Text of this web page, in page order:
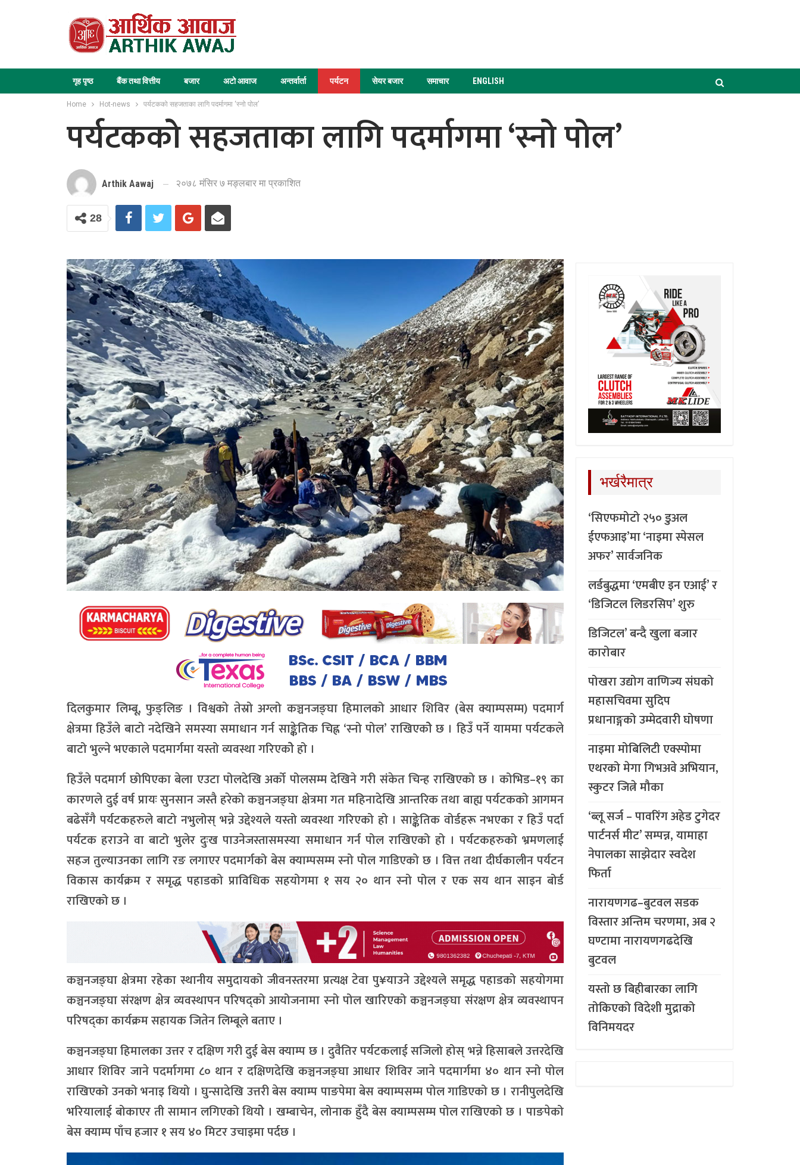
गृह पृष्ठ बैंक तथा वित्तीय बजार अटो आवाज अन्तर्वार्ता पर्यटन सेयर बजार समाचार ENGLISH
Home Hot-news पर्यटकको सहजताका लागि पदर्मागमा ‘स्नो पोल’
पर्यटकको सहजताका लागि पदर्मागमा ‘स्नो पोल’
Arthik Aawaj २०७८ मंसिर ७ मङ्लबार मा प्रकाशित
28
दिलकुमार लिम्बू, फुङ्लिङ । विश्वको तेस्रो अग्लो कञ्चनजङ्घा हिमालको आधार शिविर (बेस क्याम्पसम्म) पदमार्ग
क्षेत्रमा हिउँले बाटो नदेखिने समस्या समाधान गर्न साङ्केतिक चिह्न ‘स्नो पोल’ राखिएकोे छ । हिउँ पर्ने याममा पर्यटकले
बाटो भुल्ने भएकाले पदमार्गमा यस्तो व्यवस्था गरिएकोे हो ।
हिउँले पदमार्ग छोपिएका बेला एउटा पोलदेखि अर्को पोलसम्म देखिने गरी संकेत चिन्ह राखिएको छ । कोभिड–१९ का
कारणले दुई वर्ष प्रायः सुनसान जस्तै हरेको कञ्चनजङ्घा क्षेत्रमा गत महिनादेखि आन्तरिक तथा बाह्य पर्यटकको आगमन
बढेसँगै पर्यटकहरुले बाटो नभुलोस् भन्ने उद्देश्यले यस्तो व्यवस्था गरिएको हो । साङ्केतिक वोर्डहरू नभएका र हिउँ पर्दा
पर्यटक हराउने वा बाटो भुलेर दुःख पाउनेजस्तासमस्या समाधान गर्न पोल राखिएको हो । पर्यटकहरुको भ्रमणलाई
सहज तुल्याउनका लागि रङ लगाएर पदमार्गको बेस क्याम्पसम्म स्नो पोल गाडिएको छ । वित्त तथा दीर्घकालीन पर्यटन
विकास कार्यक्रम र समृद्ध पहाडको प्राविधिक सहयोगमा १ सय २० थान स्नो पोल र एक सय थान साइन बोर्ड
राखिएको छ ।
कञ्चनजङ्घा क्षेत्रमा रहेका स्थानीय समुदायको जीवनस्तरमा प्रत्यक्ष टेवा पु¥याउने उद्देश्यले समृद्ध पहाडको सहयोगमा
कञ्चनजङ्घा संरक्षण क्षेत्र व्यवस्थापन परिषद्को आयोजनामा स्नो पोल खारिएको कञ्चनजङ्घा संरक्षण क्षेत्र व्यवस्थापन
परिषद्का कार्यक्रम सहायक जितेन लिम्बूले बताए ।
कञ्चनजङ्घा हिमालका उत्तर र दक्षिण गरी दुई बेस क्याम्प छ । दुवैतिर पर्यटकलाई सजिलो होस् भन्ने हिसाबले उत्तरदेखि
आधार शिविर जाने पदर्मागमा ८० थान र दक्षिणदेखि कञ्चनजङ्घा आधार शिविर जाने पदमार्गमा ४० थान स्नो पोल
राखिएको उनको भनाइ थियो । घुन्सादेखि उत्तरी बेस क्याम्प पाङपेमा बेस क्याम्पसम्म पोल गाडिएको छ । रानीपुलदेखि
भरियालाई बोकाएर ती सामान लगिएको थियोे । खम्बाचेन, लोनाक हुँदै बेस क्याम्पसम्म पोल राखिएको छ । पाङपेको
बेस क्याम्प पाँच हजार १ सय ४० मिटर उचाइमा पर्दछ ।
भर्खरैमात्र
‘सिएफमोटो २५० डुअल
ईएफआइ’मा ‘नाइमा स्पेसल
अफर’ सार्वजनिक
लर्डबुद्धमा ‘एमबीए इन एआई’ र
‘डिजिटल लिडरसिप’ शुरु
डिजिटल’ बन्दै खुला बजार
कारोबार
पोखरा उद्योग वाणिज्य संघको
महासचिवमा सुदिप
प्रधानाङ्गको उम्मेदवारी घोषणा
नाइमा मोबिलिटी एक्स्पोमा
एथरको मेगा गिभअवे अभियान,
स्कुटर जित्ने मौका
‘ब्लू सर्ज – पावरिंग अहेड टुगेदर
पार्टनर्स मीट’ सम्पन्न, यामाहा
नेपालका साझेदार स्वदेश
फिर्ता
नारायणगढ–बुटवल सडक
विस्तार अन्तिम चरणमा, अब २
घण्टामा नारायणगढदेखि
बुटवल
यस्तो छ बिहीबारका लागि
तोकिएको विदेशी मुद्राको
विनिमयदर